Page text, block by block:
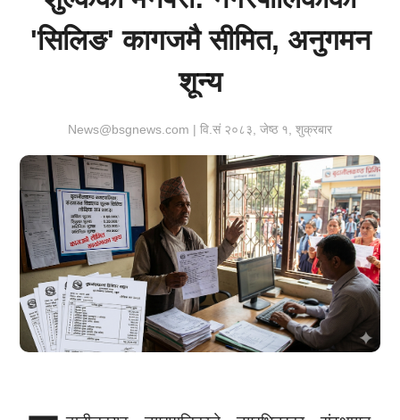
'सिलिङ' कागजमै सीमित, अनुगमन
शून्य
News@bsgnews.com | वि.सं २०८३, जेष्ठ १, शुक्रबार